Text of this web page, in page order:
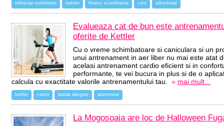
tehnician nutritionist nutritie fitness scandinavia curs advertorial
Evalueaza cat de bun este
oferite de Kettler
Cu o vreme schimbatoare si caniculara si un
unui antrenament in aer liber nu mai este atat
acelasi antrenament cardio eficient si in
performante, te vei bucura in plus si de o
calcula cu exactitate valorile antrenamentului tau. » mai mult...
kettler calorii banda alergare advertorial
La Mogosoaia are loc de Halloween